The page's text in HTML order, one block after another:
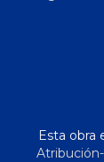
Esta obra